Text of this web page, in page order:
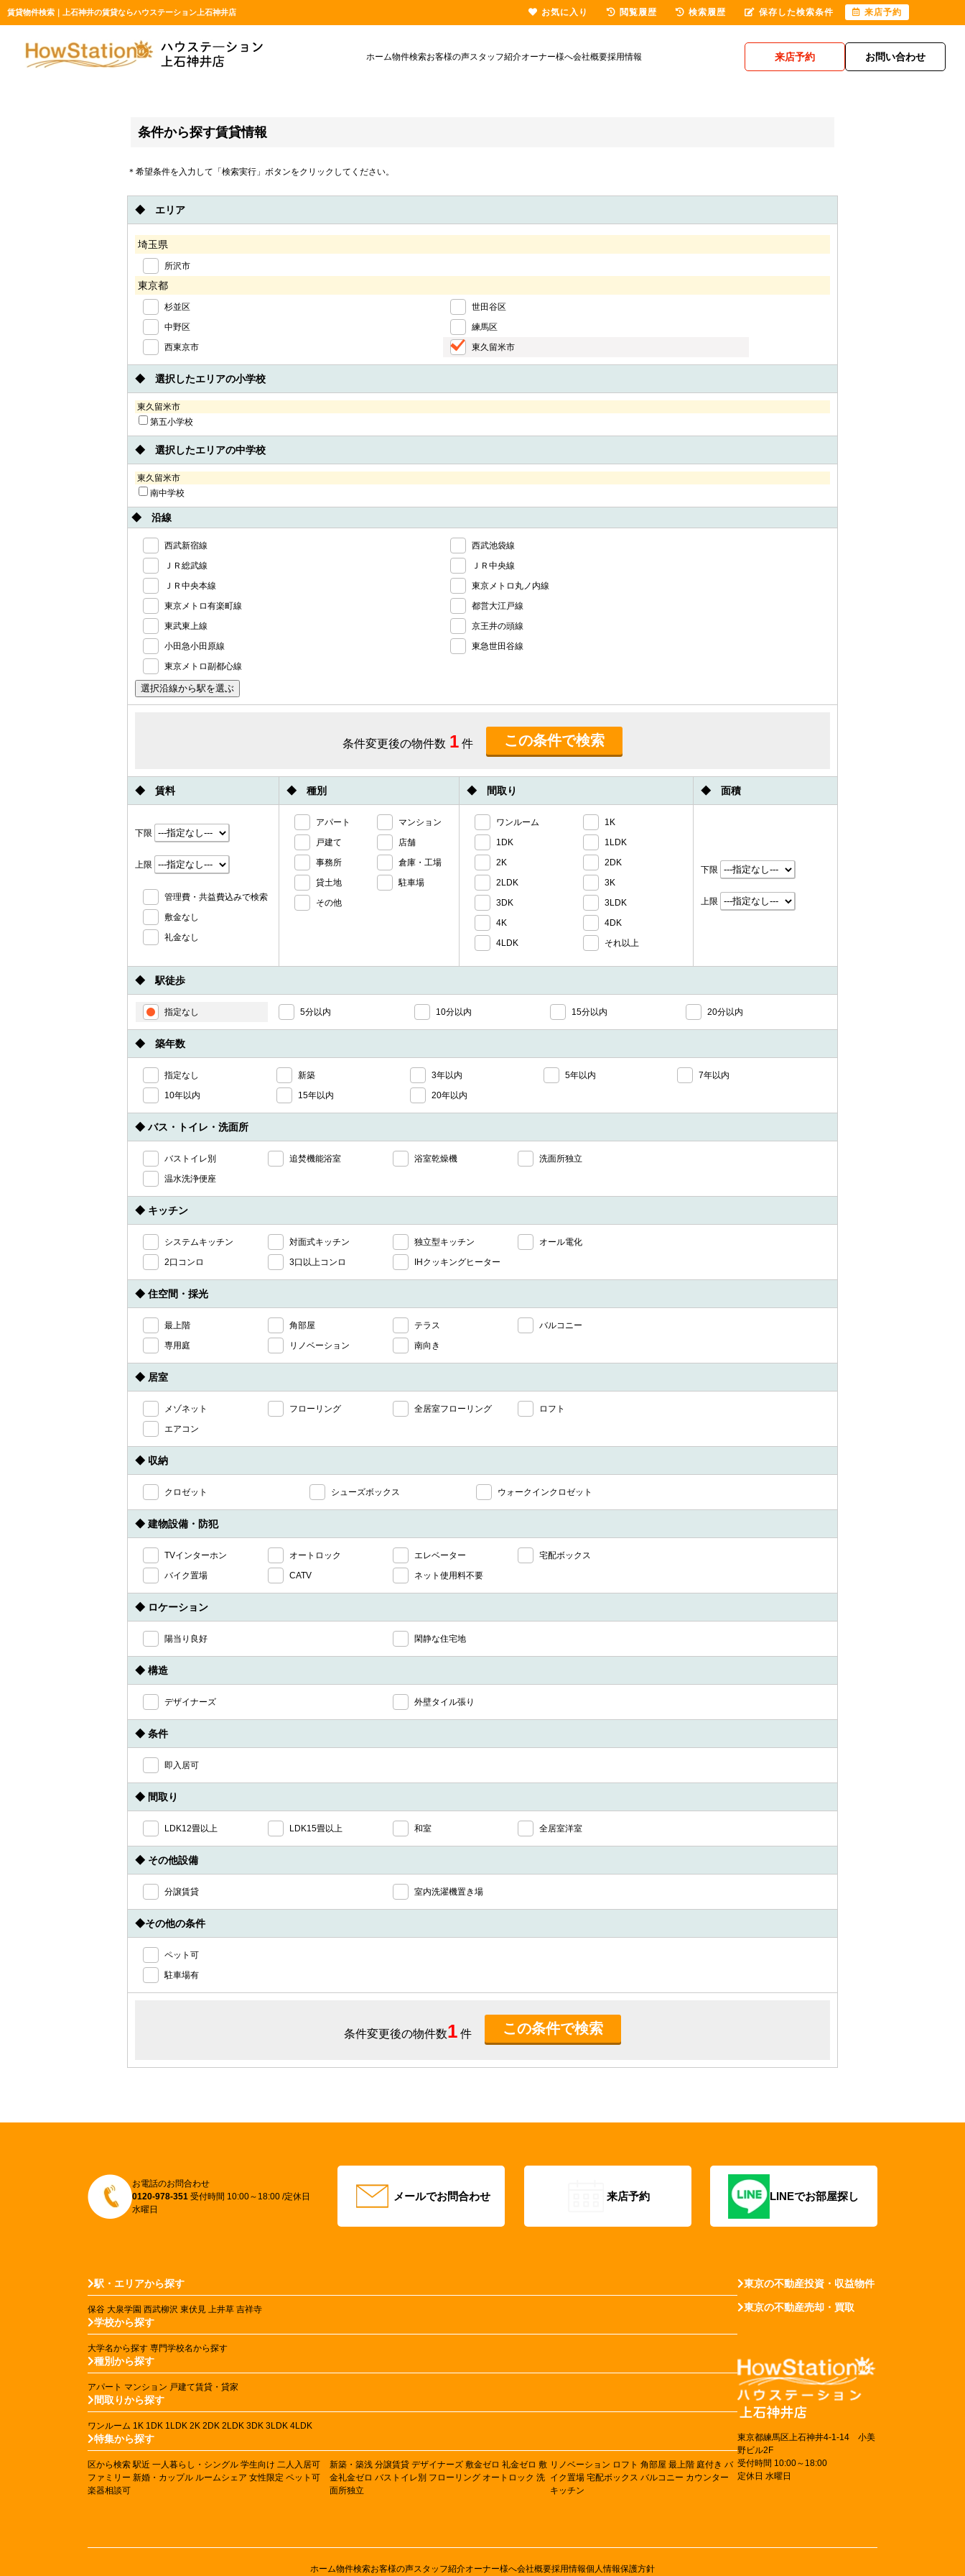
賃貸物件検索｜上石神井の賃貸ならハウステーション上石神井店
ホーム物件検索お客様の声スタッフ紹介オーナー様へ会社概要採用情報 来店予約 お問い合わせ
条件から探す賃貸情報
＊希望条件を入力して「検索実行」ボタンをクリックしてください。
◆ エリア
埼玉県
所沢市
東京都
杉並区
世田谷区
中野区
練馬区
西東京市
東久留米市
◆ 選択したエリアの小学校
東久留米市
第五小学校
◆ 選択したエリアの中学校
東久留米市
南中学校
◆ 沿線
西武新宿線
西武池袋線
ＪＲ総武線
ＪＲ中央線
ＪＲ中央本線
東京メトロ丸ノ内線
東京メトロ有楽町線
都営大江戸線
東武東上線
京王井の頭線
小田急小田原線
東急世田谷線
東京メトロ副都心線
条件変更後の物件数 1 件
◆ 賃料 ◆ 種別 ◆ 間取り ◆ 面積
下限
上限
管理費・共益費込みで検索
敷金なし
礼金なし
アパート
マンション
戸建て
店舗
事務所
倉庫・工場
貸土地
駐車場
その他
ワンルーム
1K
1DK
1LDK
2K
2DK
2LDK
3K
3DK
3LDK
4K
4DK
4LDK
それ以上
下限
上限
◆ 駅徒歩
指定なし 5分以内 10分以内 15分以内 20分以内
◆ 築年数
指定なし 新築 3年以内 5年以内
7年以内
10年以内
15年以内 20年以内
◆ バス・トイレ・洗面所
バストイレ別 追焚機能浴室 浴室乾燥機
洗面所独立
温水洗浄便座
◆ キッチン
システムキッチン 対面式キッチン 独立型キッチン
オール電化
2口コンロ
3口以上コンロ IHクッキングヒーター
◆ 住空間・採光
最上階 角部屋 テラス
バルコニー
専用庭
リノベーション 南向き
◆ 居室
メゾネット フローリング 全居室フローリング
ロフト
エアコン
◆ 収納
クロゼット シューズボックス ウォークインクロゼット
◆ 建物設備・防犯
TVインターホン オートロック エレベーター
宅配ボックス
バイク置場
CATV ネット使用料不要
◆ ロケーション
陽当り良好 閑静な住宅地
◆ 構造
デザイナーズ 外壁タイル張り
◆ 条件
即入居可
◆ 間取り
LDK12畳以上 LDK15畳以上 和室 全居室洋室
◆ その他設備
分譲賃貸 室内洗濯機置き場
◆その他の条件
ペット可
駐車場有
条件変更後の物件数1 件
お電話のお問合わせ
0120-978-351 受付時間 10:00～18:00 /定休日
水曜日
メールでお問合わせ 来店予約 LINEでお部屋探し
駅・エリアから探す
保谷 大泉学園 西武柳沢 東伏見 上井草 吉祥寺
学校から探す
大学名から探す 専門学校名から探す
種別から探す
アパート マンション 戸建て賃貸・貸家
間取りから探す
ワンルーム 1K 1DK 1LDK 2K 2DK 2LDK 3DK 3LDK 4LDK
特集から探す
区から検索 駅近 一人暮らし・シングル 学生向け 二人入居可
ファミリー 新婚・カップル ルームシェア 女性限定 ペット可
楽器相談可
新築・築浅 分譲賃貸 デザイナーズ 敷金ゼロ 礼金ゼロ 敷
金礼金ゼロ バストイレ別 フローリング オートロック 洗
面所独立
リノベーション ロフト 角部屋 最上階 庭付き バ
イク置場 宅配ボックス バルコニー カウンター
キッチン
東京の不動産投資・収益物件
東京の不動産売却・買取
東京都練馬区上石神井4-1-14 小美
野ビル2F
受付時間 10:00～18:00
定休日 水曜日
ホーム物件検索お客様の声スタッフ紹介オーナー様へ会社概要採用情報個人情報保護方針
お気に入り 閲覧履歴 検索履歴 保存した検索条件 来店予約